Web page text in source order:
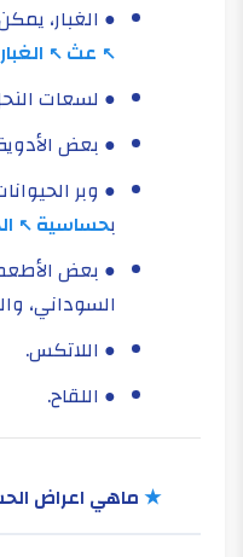
● الغبار،
عث
الغبار
● لسعات
● بعض
● وبر
بحساسية
● بعض
السوداني،
● اللاتكس.
● اللقاح.
★ماهي اعراض